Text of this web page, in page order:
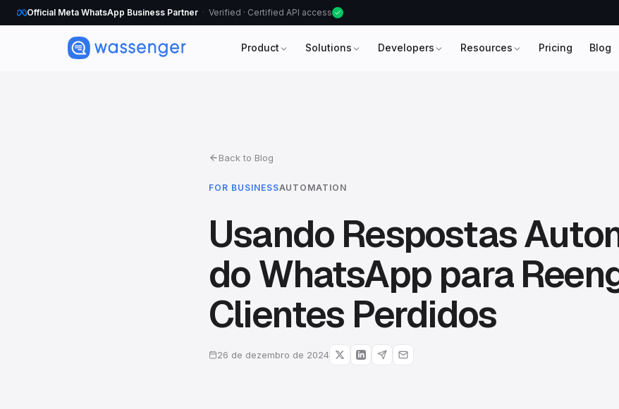
Official Meta WhatsApp Business Partner Verified · Certified API access
Product Solutions Developers Resources Pricing Blog
Back to Blog
FOR BUSINESSAUTOMATION
Usando Respostas
do WhatsApp para
Clientes Perdidos
26 de dezembro de 2024